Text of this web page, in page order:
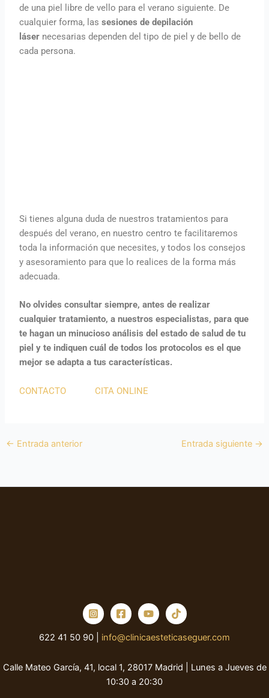
de una piel libre de vello para el verano siguiente. De
cualquier forma, lassesiones de depilación
láser necesarias dependen del tipo de piel y de bello de
cada persona.
Si tienes alguna duda de nuestros tratamientos para
después del verano, en nuestro centro te facilitaremos
toda la información que necesites, y todos los consejos
y asesoramiento para que lo realices de la forma más
adecuada.
No olvides consultar siempre, antes de realizar
cualquier tratamiento, a nuestros especialistas, para que
te hagan un minucioso análisis del estado de salud de tu
piel y te indiquen cuál de todos los protocolos es el que
mejor se adapta a tus características.
CONTACTO CITA ONLINE
← Entrada anterior Entrada siguiente →
622 41 50 90 | info@clinicaesteticaseguer.com
Calle Mateo García, 41, local 1, 28017 Madrid | Lunes a Jueves de
10:30 a 20:30